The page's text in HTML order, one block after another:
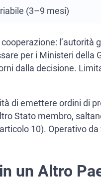
(3–9 mesi)
per i Ministeri della
dalla decisione.
di emettere ordini di
Stato membro,
10). Operativo
un Altro